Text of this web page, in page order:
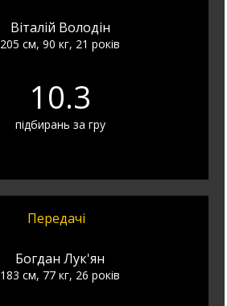
Вiталiй Володiн
205 см, 90 кг, 21 років
10.3
підбирань за гру
Передачі
Богдан Лук'ян
183 см, 77 кг, 26 років